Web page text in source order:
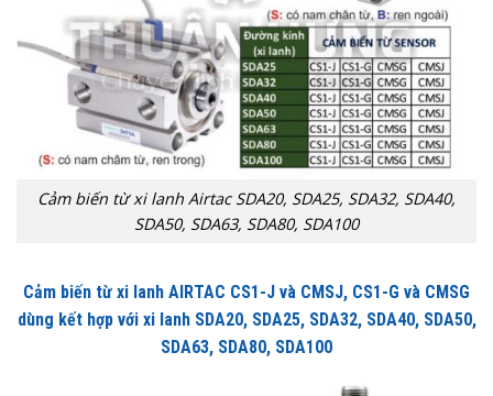
Cảm biến từ xi lanh Airtac SDA20, SDA25, SDA32, SDA40,
SDA50, SDA63, SDA80, SDA100
Cảm biến từ xi lanh AIRTAC CS1-J và CMSJ, CS1-G và CMSG
dùng kết hợp với xi lanh SDA20, SDA25, SDA32, SDA40, SDA50,
SDA63, SDA80, SDA100